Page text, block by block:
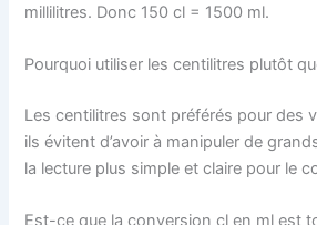
millilitres. Donc 150 cl = 1500 ml.
Pourquoi utiliser les centilitres plutôt
Les centilitres sont préférés pour des
ils évitent d’avoir à manipuler de
la lecture plus simple et claire pour le
Est-ce que la conversion cl en ml est